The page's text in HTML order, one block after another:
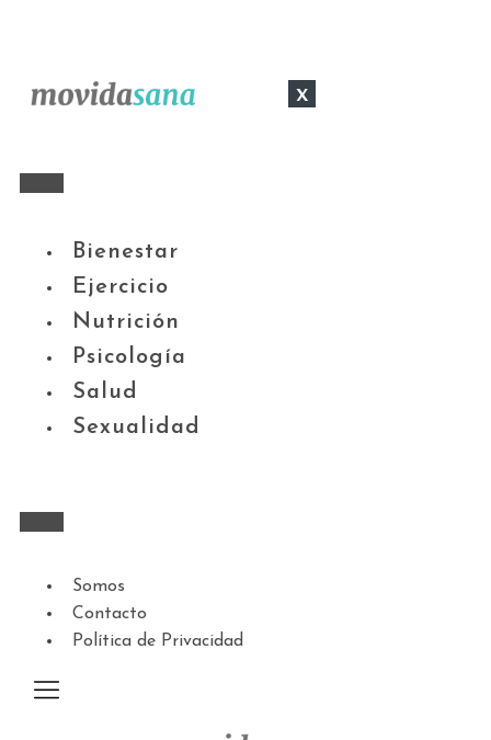
x
Bienestar
Ejercicio
Nutrición
Psicología
Salud
Sexualidad
Somos
Contacto
Política de Privacidad